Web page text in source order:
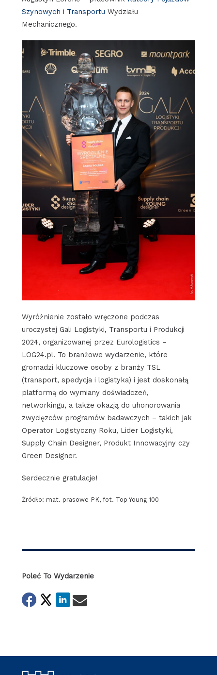
Szynowych i Transportu Wydziału
Mechanicznego.
Wyróżnienie zostało wręczone podczas
uroczystej Gali Logistyki, Transportu i Produkcji
2024, organizowanej przez Eurologistics –
LOG24.pl. To branżowe wydarzenie, które
gromadzi kluczowe osoby z branży TSL
(transport, spedycja i logistyka) i jest doskonałą
platformą do wymiany doświadczeń,
networkingu, a także okazją do uhonorowania
zwycięzców programów badawczych – takich jak
Operator Logistyczny Roku, Lider Logistyki,
Supply Chain Designer, Produkt Innowacyjny czy
Green Designer.
Serdecznie gratulacje!
Źródło: mat. prasowe PK, fot. Top Young 100
Poleć To Wydarzenie